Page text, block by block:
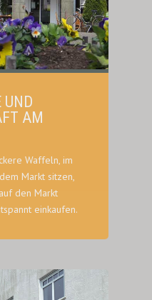
UND
AM
Waffeln, im
Markt sitzen,
den Markt
einkaufen.